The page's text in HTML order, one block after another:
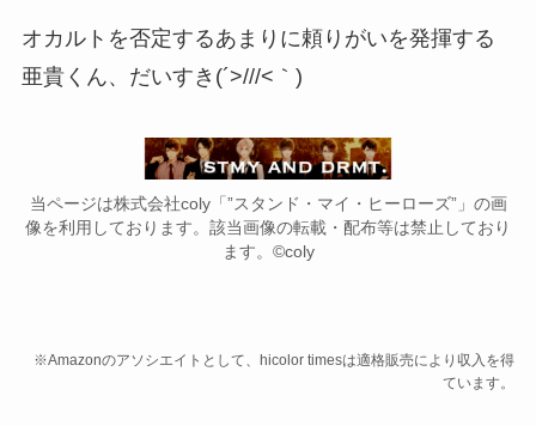
オカルトを否定するあまりに頼りがいを発揮する
亜貴くん、だいすき(´>///<｀)
当ページは株式会社coly「”スタンド・マイ・ヒーローズ”」の画
像を利用しております。該当画像の転載・配布等は禁止しており
ます。©coly
※Amazonのアソシエイトとして、hicolor timesは適格販売により収入を得
ています。